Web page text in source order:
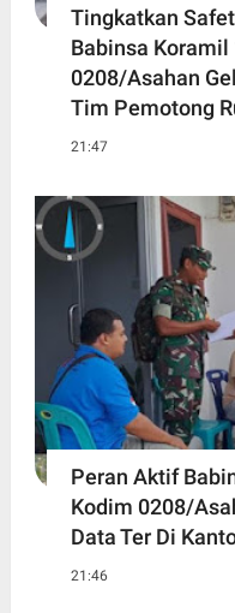
Tingkatkan
Babinsa Koramil
0208/Asahan
Tim Pemotong
21:47
Peran Aktif
Kodim 0208/
Data Ter Di
21:46